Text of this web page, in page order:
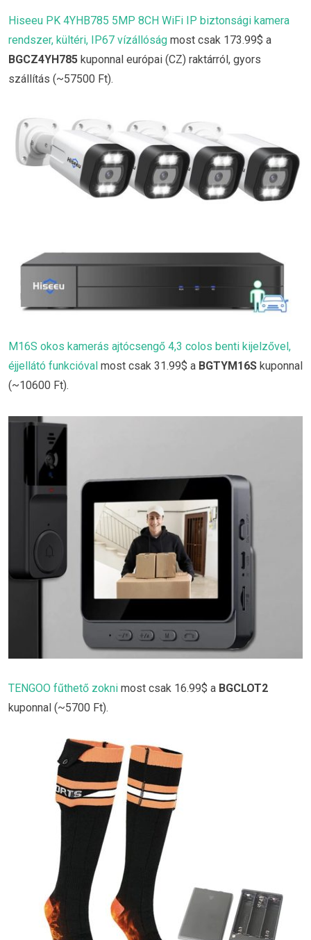
Hiseeu PK 4YHB785 5MP 8CH WiFi IP biztonsági kamera
rendszer, kültéri, IP67 vízállóság most csak 173.99$ a
BGCZ4YH785 kuponnal európai (CZ) raktárról, gyors
szállítás (~57500 Ft).
M16S okos kamerás ajtócsengő 4,3 colos benti kijelzővel,
éjjellátó funkcióval most csak 31.99$ a BGTYM16S kuponnal
(~10600 Ft).
TENGOO fűthető zokni most csak 16.99$ a BGCLOT2
kuponnal (~5700 Ft).